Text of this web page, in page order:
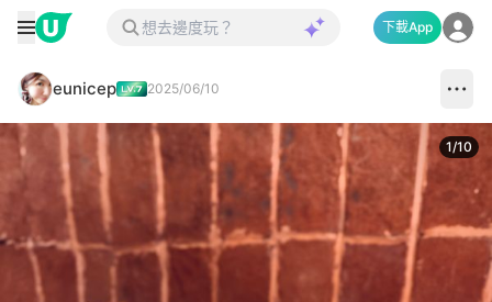
下載App
eunicep 2025/06/10
1/10